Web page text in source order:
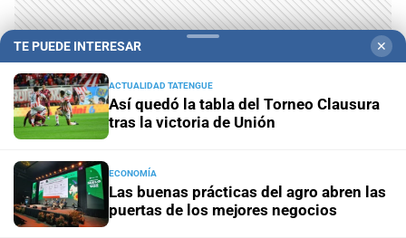
TE PUEDE INTERESAR ✕
ACTUALIDAD TATENGUE
Así quedó la tabla del Torneo Clausura
tras la victoria de Unión
ECONOMÍA
Las buenas prácticas del agro abren las
puertas de los mejores negocios